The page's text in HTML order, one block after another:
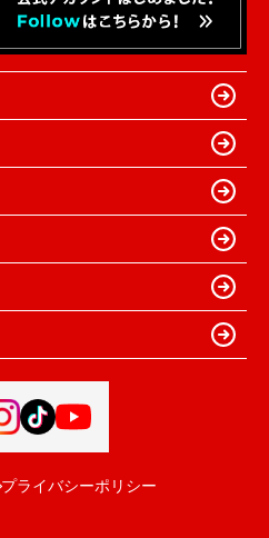
プライバシーポリシー